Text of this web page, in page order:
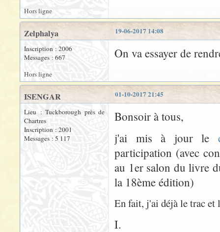
Hors ligne
19-06-2017 14:08
Zelphalya
Inscription : 2006
Messages : 667
On va essayer de
Hors ligne
01-10-2017 21:45
ISENGAR
Lieu : Tuckborough près de
Chartres
Inscription : 2001
Messages : 5 117
Bonsoir à tous,
j'ai mis à jour le
participation (avec
au 1er salon du livre
la 18ème édition)
En fait, j'ai déjà le trac
I.